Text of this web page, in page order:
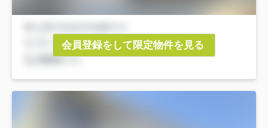
会員登録をして限定物件を見る